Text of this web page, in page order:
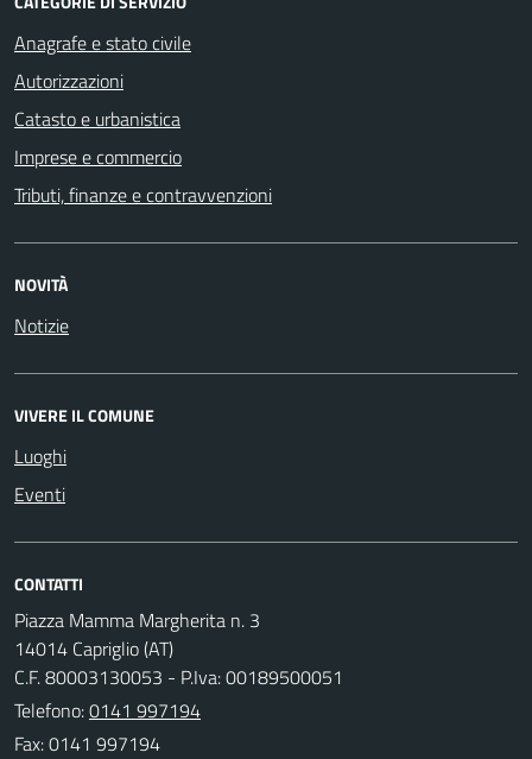
Anagrafe e stato civile
Autorizzazioni
Catasto e urbanistica
Imprese e commercio
Tributi, finanze e contravvenzioni
NOVITÀ
Notizie
VIVERE IL COMUNE
Luoghi
Eventi
CONTATTI
Piazza Mamma Margherita n. 3
14014 Capriglio (AT)
C.F. 80003130053 - P.Iva: 00189500051
Telefono:0141 997194
Fax: 0141 997194